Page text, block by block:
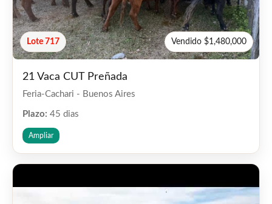
Lote 717 Vendido $1,480,000
21 Vaca CUT Preñada
Feria-Cachari - Buenos Aires
Plazo: 45 dias
Ampliar